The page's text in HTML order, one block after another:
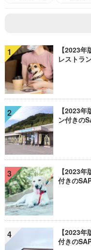
1
【2023
レストラ
2
【2023
ン付きの
3
【2023
付きの
4
【2023
付きの